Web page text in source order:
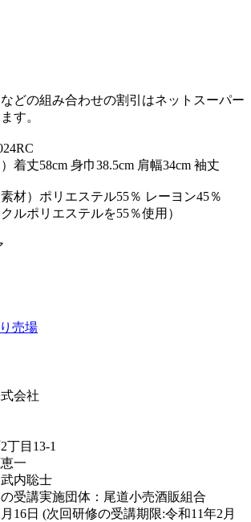
どの組み合わせの割引はネットスーパー
す。
着丈58cm 身巾38.5cm 肩幅34cm 袖丈
材）ポリエステル55％ レーヨン45％
ルポリエステルを55％使用）
売場
会社
丁目13-1
一
内聡士
受講実施団体：尾道小売酒販組合
16日 (次回研修の受講期限:令和11年2月